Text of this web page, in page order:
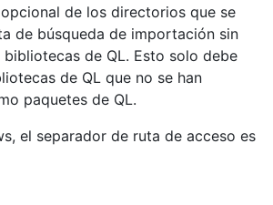
de los directorios que se
de búsqueda de importación sin
de QL. Esto solo debe
de QL que no se han
paquetes de QL.
el separador de ruta de acceso es